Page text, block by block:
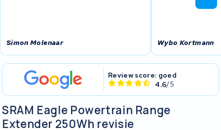
Simon Molenaar Wybo Kortmann
Review score: goed
4.6/5
SRAM Eagle Powertrain Range
Extender 250Wh revisie